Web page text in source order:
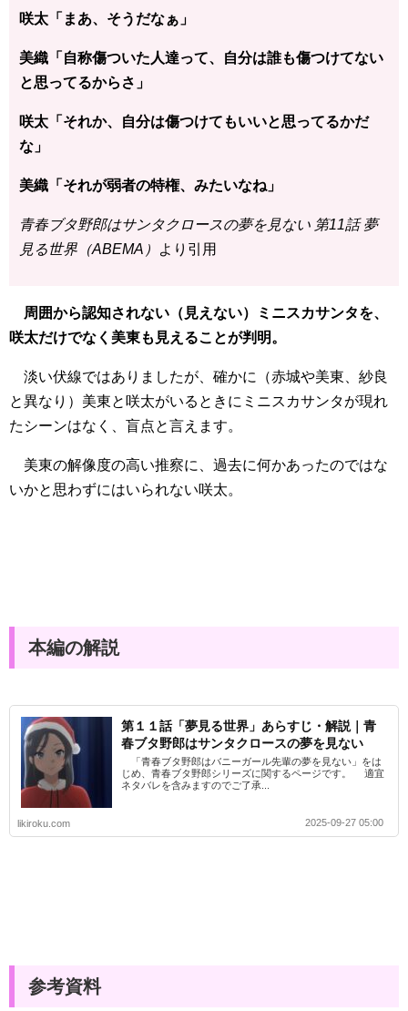
咲太「まあ、そうだなぁ」
美織「自称傷ついた人達って、自分は誰も傷つけてない
と思ってるからさ」
咲太「それか、自分は傷つけてもいいと思ってるかだ
な」
美織「それが弱者の特権、みたいなね」
青春ブタ野郎はサンタクロースの夢を見ない 第11話 夢
見る世界（ABEMA）
より引用
周囲から認知されない（見えない）ミニスカサンタを、
咲太だけでなく美東も見えることが判明。
淡い伏線ではありましたが、確かに（赤城や美東、紗良
と異なり）美東と咲太がいるときにミニスカサンタが現れ
たシーンはなく、盲点と言えます。
美東の解像度の高い推察に、過去に何かあったのではな
いかと思わずにはいられない咲太。
本編の解説
第１１話「夢見る世界」あらすじ・解説｜青
春ブタ野郎はサンタクロースの夢を見ない
「青春ブタ野郎はバニーガール先輩の夢を見ない」をは
じめ、青春ブタ野郎シリーズに関するページです。 適宜
ネタバレを含みますのでご了承...
likiroku.com 2025-09-27 05:00
参考資料